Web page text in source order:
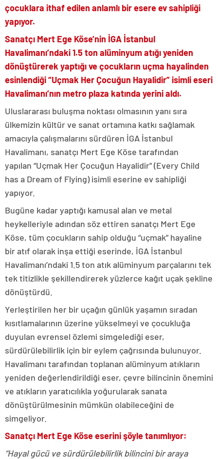
çocuklara ithaf edilen anlamlı bir esere ev sahipliği
yapıyor.
Sanatçı Mert Ege Köse’nin İGA İstanbul
Havalimanı’ndaki 1.5 ton alüminyum atığı yeniden
dönüştürerek yaptığı ve çocukların uçma hayalinden
esinlendiği “Uçmak Her Çocuğun Hayalidir” isimli eseri
Havalimanı’nın metro plaza katında yerini aldı.
Uluslararası buluşma noktası olmasının yanı sıra
ülkemizin kültür ve sanat ortamına katkı sağlamak
amacıyla çalışmalarını sürdüren İGA İstanbul
Havalimanı, sanatçı Mert Ege Köse tarafından
yapılan “Uçmak Her Çocuğun Hayalidir” (Every Child
has a Dream of Flying) isimli eserine ev sahipliği
yapıyor.
Bugüne kadar yaptığı kamusal alan ve metal
heykelleriyle adından söz ettiren sanatçı Mert Ege
Köse, tüm çocukların sahip olduğu “uçmak” hayaline
bir atıf olarak inşa ettiği eserinde, İGA İstanbul
Havalimanı’ndaki 1.5 ton atık alüminyum parçalarını tek
tek titizlikle şekillendirerek yüzlerce kağıt uçak şekline
dönüştürdü.
Yerleştirilen her bir uçağın günlük yaşamın sıradan
kısıtlamalarının üzerine yükselmeyi ve çocukluğa
duyulan evrensel özlemi simgelediği eser,
sürdürülebilirlik için bir eylem çağrısında bulunuyor.
Havalimanı tarafından toplanan alüminyum atıkların
yeniden değerlendirildiği eser, çevre bilincinin önemini
ve atıkların yaratıcılıkla yoğurularak sanata
dönüştürülmesinin mümkün olabileceğini de
simgeliyor.
Sanatçı Mert Ege Köse eserini şöyle tanımlıyor:
“Hayal gücü ve sürdürülebilirlik bilincini bir araya